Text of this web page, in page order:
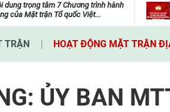
dung trọng tâm 7 Chương trình hành
của Mặt trận Tổ quốc Việt...
viện
TRẬN HOẠT ĐỘNG MẶT TRẬN
ỦY BAN